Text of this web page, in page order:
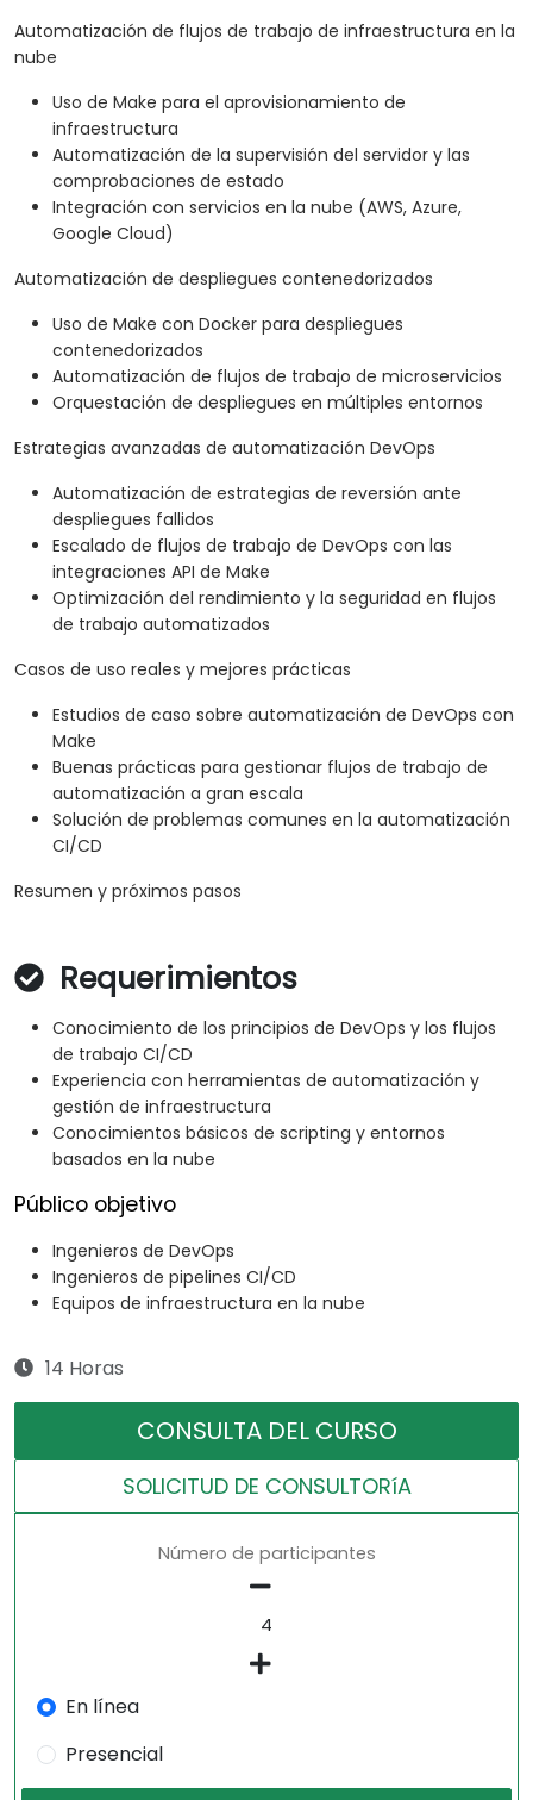
Automatización de flujos de trabajo de infraestructura en la
nube
Uso de Make para el aprovisionamiento de
infraestructura
Automatización de la supervisión del servidor y las
comprobaciones de estado
Integración con servicios en la nube (AWS, Azure,
Google Cloud)
Automatización de despliegues contenedorizados
Uso de Make con Docker para despliegues
contenedorizados
Automatización de flujos de trabajo de microservicios
Orquestación de despliegues en múltiples entornos
Estrategias avanzadas de automatización DevOps
Automatización de estrategias de reversión ante
despliegues fallidos
Escalado de flujos de trabajo de DevOps con las
integraciones API de Make
Optimización del rendimiento y la seguridad en flujos
de trabajo automatizados
Casos de uso reales y mejores prácticas
Estudios de caso sobre automatización de DevOps con
Make
Buenas prácticas para gestionar flujos de trabajo de
automatización a gran escala
Solución de problemas comunes en la automatización
CI/CD
Resumen y próximos pasos
Requerimientos
Conocimiento de los principios de DevOps y los flujos
de trabajo CI/CD
Experiencia con herramientas de automatización y
gestión de infraestructura
Conocimientos básicos de scripting y entornos
basados en la nube
Público objetivo
Ingenieros de DevOps
Ingenieros de pipelines CI/CD
Equipos de infraestructura en la nube
14 Horas
CONSULTA DEL CURSO
SOLICITUD DE CONSULTORíA
Número de participantes
En línea
Presencial